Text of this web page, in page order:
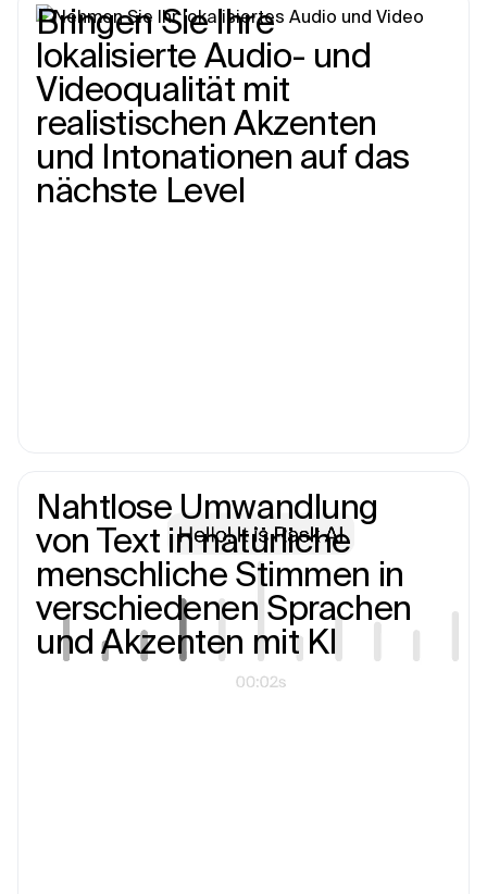
Bringen Sie Ihre
lokalisierte Audio- und
Videoqualität mit
realistischen Akzenten
und Intonationen auf das
nächste Level
Nahtlose Umwandlung
von Text in natürliche
menschliche Stimmen in
verschiedenen Sprachen
und Akzenten mit KI